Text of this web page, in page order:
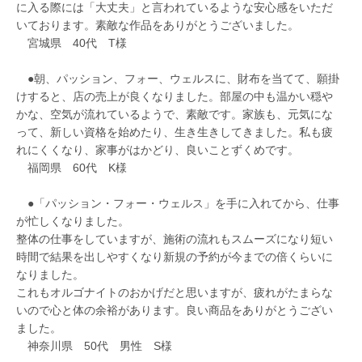
に入る際には「大丈夫」と言われているような安心感をいただ
いております。素敵な作品をありがとうございました。
宮城県 40代 T様
●朝、パッション、フォー、ウェルスに、財布を当てて、願掛
けすると、店の売上が良くなりました。部屋の中も温かい穏や
かな、空気が流れているようで、素敵です。家族も、元気にな
って、新しい資格を始めたり、生き生きしてきました。私も疲
れにくくなり、家事がはかどり、良いことずくめです。
福岡県 60代 K様
●「パッション・フォー・ウェルス」を手に入れてから、仕事
が忙しくなりました。
整体の仕事をしていますが、施術の流れもスムーズになり短い
時間で結果を出しやすくなり新規の予約が今までの倍くらいに
なりました。
これもオルゴナイトのおかげだと思いますが、疲れがたまらな
いので心と体の余裕があります。良い商品をありがとうござい
ました。
神奈川県 50代 男性 S様